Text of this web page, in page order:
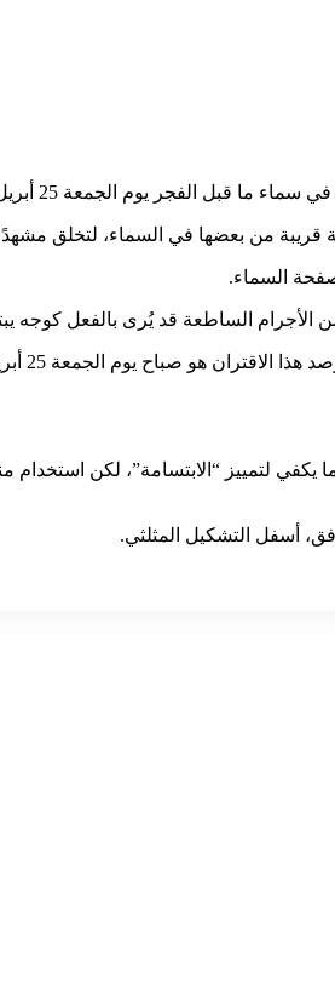
يوم الجمعة 25 أبريل/ نيسان 2025.
قريبة من بعضها في السماء، لتخلق
السماء.
الأجرام الساطعة قد يُرى بالفعل كوجه
سيكون
يكفي لتمييز “الابتسامة”، لكن